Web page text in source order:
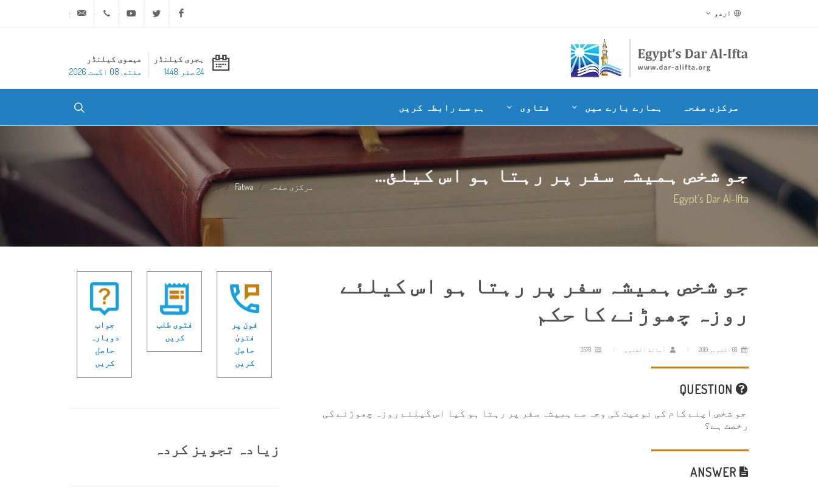
اردو Facebook
Twitter
Youtube
ہجری کیلنڈر
24 صفر 1448
عیسوی کیلنڈر
هفته, 08 اگست 2026
مرکزی صفحہ ہمارے بارے میں فتاوی ہم سے رابطہ کریں
جو شخص ہمیشہ سفر پر رہتا ہو اس کیلئ...
Egypt's Dar Al-Ifta
مرکزی صفحہ Fatwa جو شخص ہمیشہ سفر پر رہتا ہو اس کیلئ...
جو شخص ہمیشہ سفر پر رہتا ہو اس کیلئے
روزہ چھوڑنے کا حکم
أمانة الفتوى
جو شخص اپنے کام کی نوعیت کی وجہ سے ہمیشہ سفر پر رہتا ہو کیا اس کیلئے روزہ چھوڑنے کی
رخصت ہے؟
فون پر
فتویٰ
حاصل
کریں
فتوی طلب
کریں
جواب
دوبارہ
حاصل
کریں
زیادہ تجویز کردہ